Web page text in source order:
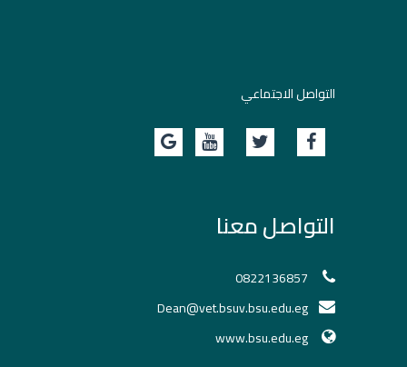
التواصل الاجتماعي
التواصل معنا
0822136857
Dean@vet.bsuv.bsu.edu.eg
www.bsu.edu.eg